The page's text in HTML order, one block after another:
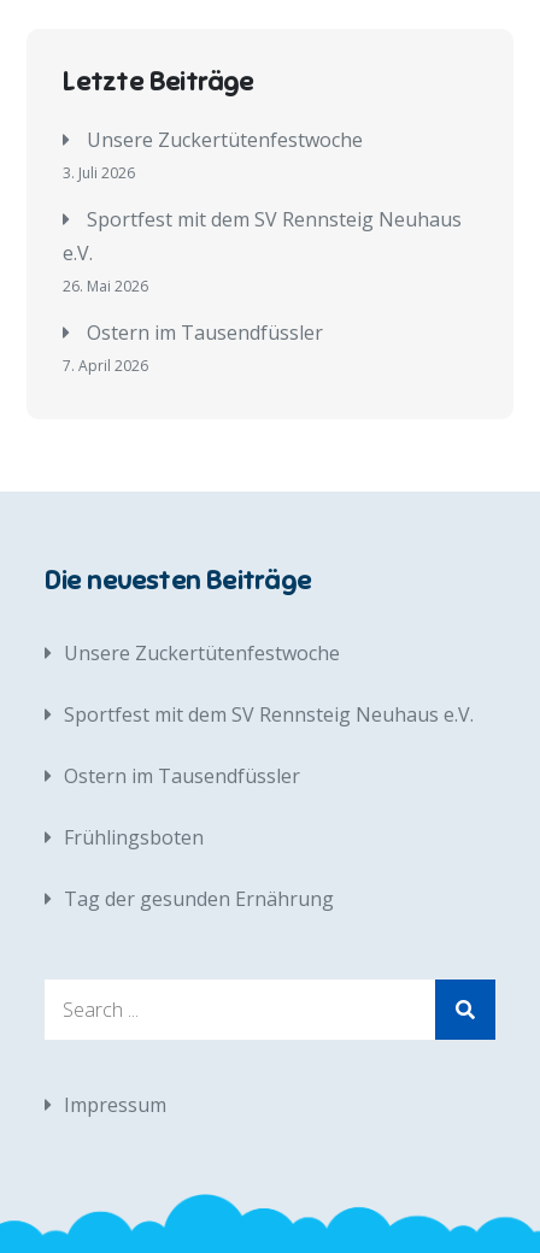
Letzte Beiträge
Unsere Zuckertütenfestwoche
3. Juli 2026
Sportfest mit dem SV Rennsteig Neuhaus
e.V.
26. Mai 2026
Ostern im Tausendfüssler
7. April 2026
Die neuesten Beiträge
Unsere Zuckertütenfestwoche
Sportfest mit dem SV Rennsteig Neuhaus e.V.
Ostern im Tausendfüssler
Frühlingsboten
Tag der gesunden Ernährung
Impressum